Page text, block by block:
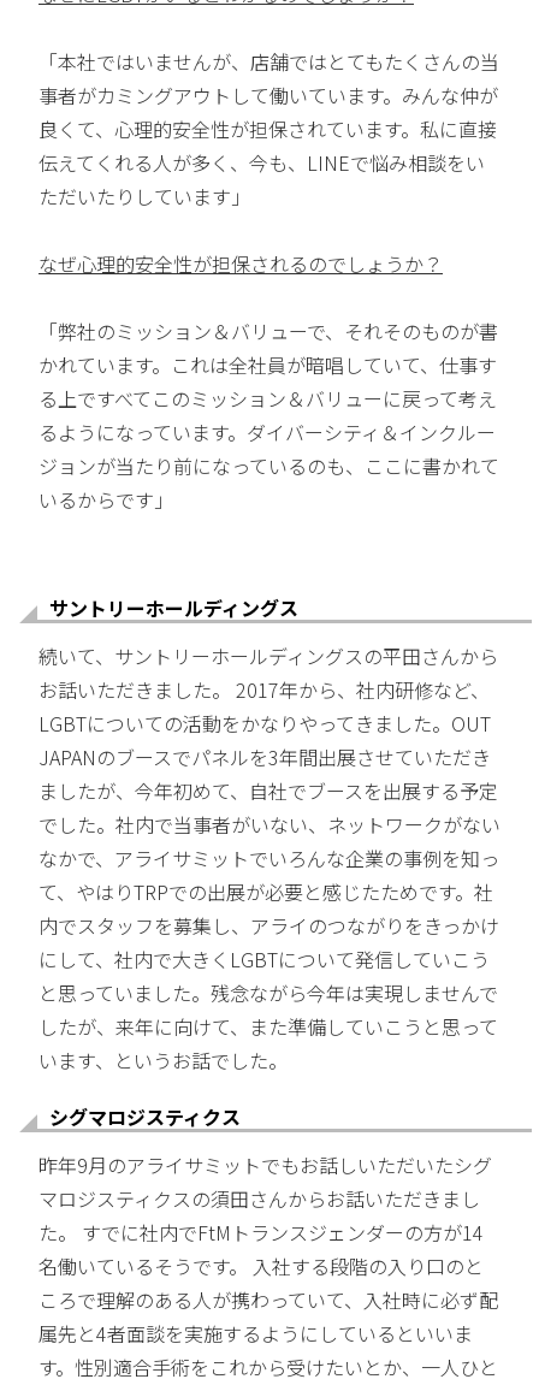
「本社ではいませんが、店舗ではとてもたくさんの当
事者がカミングアウトして働いています。みんな仲が
良くて、心理的安全性が担保されています。私に直接
伝えてくれる人が多く、今も、LINEで悩み相談をい
ただいたりしています」
なぜ心理的安全性が担保されるのでしょうか？
「弊社のミッション＆バリューで、それそのものが書
かれています。これは全社員が暗唱していて、仕事す
る上ですべてこのミッション＆バリューに戻って考え
るようになっています。ダイバーシティ＆インクルー
ジョンが当たり前になっているのも、ここに書かれて
いるからです」
サントリーホールディングス
続いて、サントリーホールディングスの平田さんから
お話いただきました。 2017年から、社内研修など、
LGBTについての活動をかなりやってきました。OUT
JAPANのブースでパネルを3年間出展させていただき
ましたが、今年初めて、自社でブースを出展する予定
でした。社内で当事者がいない、ネットワークがない
なかで、アライサミットでいろんな企業の事例を知っ
て、やはりTRPでの出展が必要と感じたためです。社
内でスタッフを募集し、アライのつながりをきっかけ
にして、社内で大きくLGBTについて発信していこう
と思っていました。残念ながら今年は実現しませんで
したが、来年に向けて、また準備していこうと思って
います、というお話でした。
シグマロジスティクス
昨年9月のアライサミットでもお話しいただいたシグ
マロジスティクスの須田さんからお話いただきまし
た。 すでに社内でFtMトランスジェンダーの方が14
名働いているそうです。 入社する段階の入り口のと
ころで理解のある人が携わっていて、入社時に必ず配
属先と4者面談を実施するようにしているといいま
す。性別適合手術をこれから受けたいとか、一人ひと